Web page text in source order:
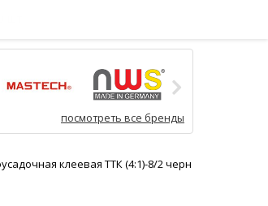
посмотреть все бренды
клеевая ТТК (4:1)-8/2 черн